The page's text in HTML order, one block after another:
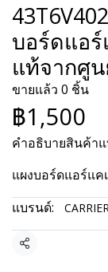
บอร์ดแอร์
แท้จากศู
ขายแล้ว 0 ชิ้น
฿1,500
คำอธิบายสินค้า
แผงบอร์ดแอร์แค
แบรนด์:
แชร์